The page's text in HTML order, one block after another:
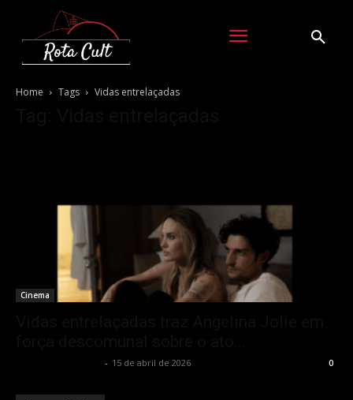
Home Tags Vidas entrelaçadas
Cinema
- 15 de abril de 2026 0